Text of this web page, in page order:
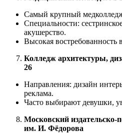
Самый крупный
Специальности:
акушерство.
Высокая востребованность
Колледж архитектуры,
26
Направления: дизайн
реклама.
Часто выбирают девушки,
Московский издательско-
им. И. Фёдорова